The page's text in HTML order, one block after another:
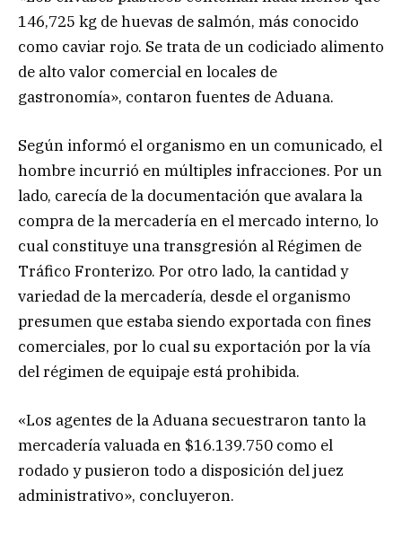
146,725 kg de huevas de salmón, más conocido
como caviar rojo. Se trata de un codiciado alimento
de alto valor comercial en locales de
gastronomía», contaron fuentes de Aduana.
Según informó el organismo en un comunicado, el
hombre incurrió en múltiples infracciones. Por un
lado, carecía de la documentación que avalara la
compra de la mercadería en el mercado interno, lo
cual constituye una transgresión al Régimen de
Tráfico Fronterizo. Por otro lado, la cantidad y
variedad de la mercadería, desde el organismo
presumen que estaba siendo exportada con fines
comerciales, por lo cual su exportación por la vía
del régimen de equipaje está prohibida.
«Los agentes de la Aduana secuestraron tanto la
mercadería valuada en $16.139.750 como el
rodado y pusieron todo a disposición del juez
administrativo», concluyeron.